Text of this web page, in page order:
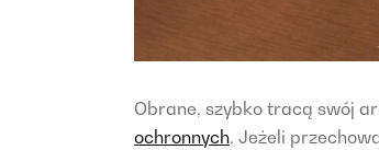
Obrane, szybko tracą swój
ochronnych. Jeżeli